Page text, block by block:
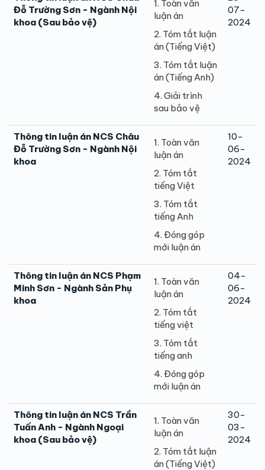
Đỗ Trường Sơn - Ngành Nội
khoa (Sau bảo vệ)
1. Toàn văn
luận án
2. Tóm tắt luận
án (Tiếng Việt)
3. Tóm tắt luận
án (Tiếng Anh)
4. Giải trình
sau bảo vệ
07-
2024
Thông tin luận án NCS Châu
Đỗ Trường Sơn - Ngành Nội
khoa
1. Toàn văn
luận án
2. Tóm tắt
tiếng Việt
3. Tóm tắt
tiếng Anh
4. Đóng góp
mới luận án
10-
06-
2024
Thông tin luận án NCS Phạm
Minh Sơn - Ngành Sản Phụ
khoa
1. Toàn văn
luận án
2. Tóm tắt
tiếng việt
3. Tóm tắt
tiếng anh
4. Đóng góp
mới luận án
04-
06-
2024
Thông tin luận án NCS Trần
Tuấn Anh - Ngành Ngoại
khoa (Sau bảo vệ)
1. Toàn văn
luận án
2. Tóm tắt luận
án (Tiếng Việt)
30-
03-
2024